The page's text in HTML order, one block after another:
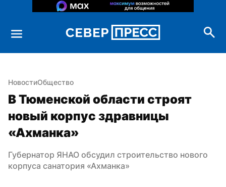
НовостиОбщество
В Тюменской области строят
новый корпус здравницы
«Ахманка»
Губернатор ЯНАО обсудил строительство нового
корпуса санатория «Ахманка»